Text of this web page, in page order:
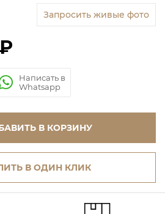
Запросить живые фото
Написать в
Whatsapp
В КОРЗИНУ
В ОДИН КЛИК